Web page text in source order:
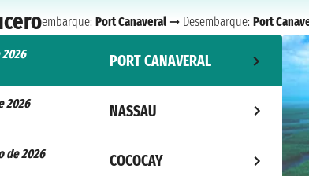
embarque: Port Canaveral ➞ Desembarque: Port
2026
PORT CANAVERAL
2026
NASSAU
de 2026
COCOCAY